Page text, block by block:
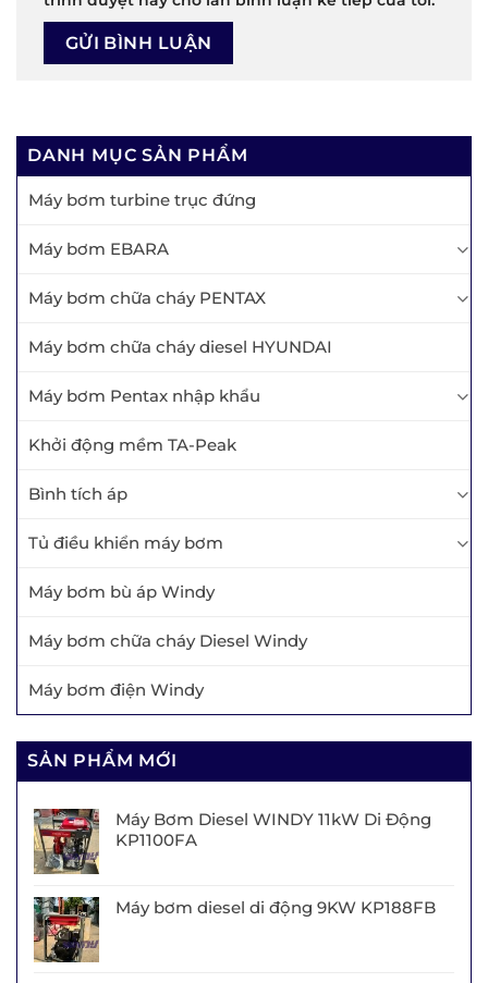
DANH MỤC SẢN PHẨM
Máy bơm turbine trục đứng
Máy bơm EBARA
Máy bơm chữa cháy PENTAX
Máy bơm chữa cháy diesel HYUNDAI
Máy bơm Pentax nhập khẩu
Khởi động mềm TA-Peak
Bình tích áp
Tủ điều khiển máy bơm
Máy bơm bù áp Windy
Máy bơm chữa cháy Diesel Windy
Máy bơm điện Windy
SẢN PHẨM MỚI
Máy Bơm Diesel WINDY 11kW Di Động
KP1100FA
Máy bơm diesel di động 9KW KP188FB